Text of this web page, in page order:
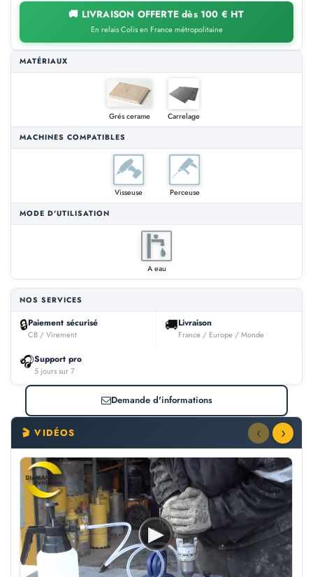
🚚 LIVRAISON OFFERTE dès 100 € HT
En relais Colis en France métropolitaine
MATÉRIAUX
Grés cerame
Carrelage
MACHINES COMPATIBLES
Visseuse
Perceuse
MODE D'UTILISATION
A eau
NOS SERVICES
🔒Paiement sécurisé
CB / Virement 🚚Livraison
France / Europe / Monde
🎧Support pro
5 jours sur 7
Demande d'informations
🎬 VIDÉOS
▶
‹ ›